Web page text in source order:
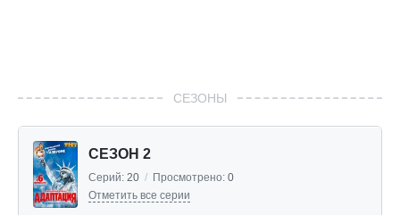
СЕЗОНЫ
СЕЗОН 2
Серий: 20 / Просмотрено: 0
Отметить все серии